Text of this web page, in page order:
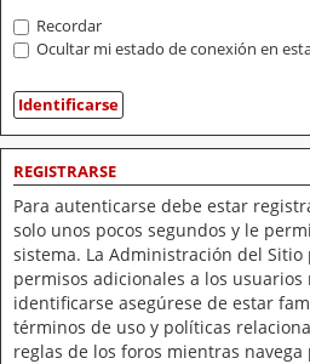
Recordar
Ocultar mi estado de conexión en
REGISTRARSE
Para autenticarse debe estar
solo unos pocos segundos y le
sistema. La Administración del
permisos adicionales a los
identificarse asegúrese de estar
términos de uso y políticas
reglas de los foros mientras navega